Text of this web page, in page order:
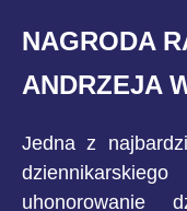
NAGRODA
ANDRZEJA
Jedna z
uhonorowanie